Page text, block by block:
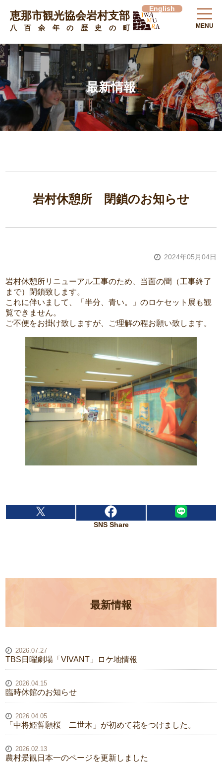
恵那市観光協会岩村支部
八百余年の歴史の町
English
MENU
最新情報
岩村休憩所 閉鎖のお知らせ
2024年05月04日
岩村休憩所リニューアル工事のため、当面の間（工事終了
まで）閉鎖致します。
これに伴いまして、「半分、青い。」のロケセット展も観
覧できません。
ご不便をお掛け致しますが、ご理解の程お願い致します。
SNS Share
最新情報
2026.07.27
TBS日曜劇場「VIVANT」ロケ地情報
2026.04.15
臨時休館のお知らせ
2026.04.05
「中将姫誓願桜 二世木」が初めて花をつけました。
2026.02.13
農村景観日本一のページを更新しました